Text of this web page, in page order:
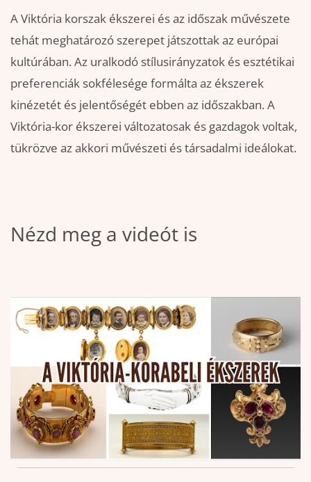
A Viktória korszak ékszerei és az időszak művészete
tehát meghatározó szerepet játszottak az európai
kultúrában. Az uralkodó stílusirányzatok és esztétikai
preferenciák sokfélesége formálta az ékszerek
kinézetét és jelentőségét ebben az időszakban. A
Viktória-kor ékszerei változatosak és gazdagok voltak,
tükrözve az akkori művészeti és társadalmi ideálokat.
Nézd meg a videót is